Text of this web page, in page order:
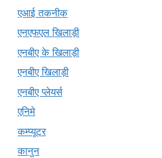
एआई तकनीक
एनएफएल खिलाड़ी
एनबीए के खिलाड़ी
एनबीए खिलाड़ी
एनबीए प्लेयर्स
एनिमे
कम्प्यूटर
कानुन